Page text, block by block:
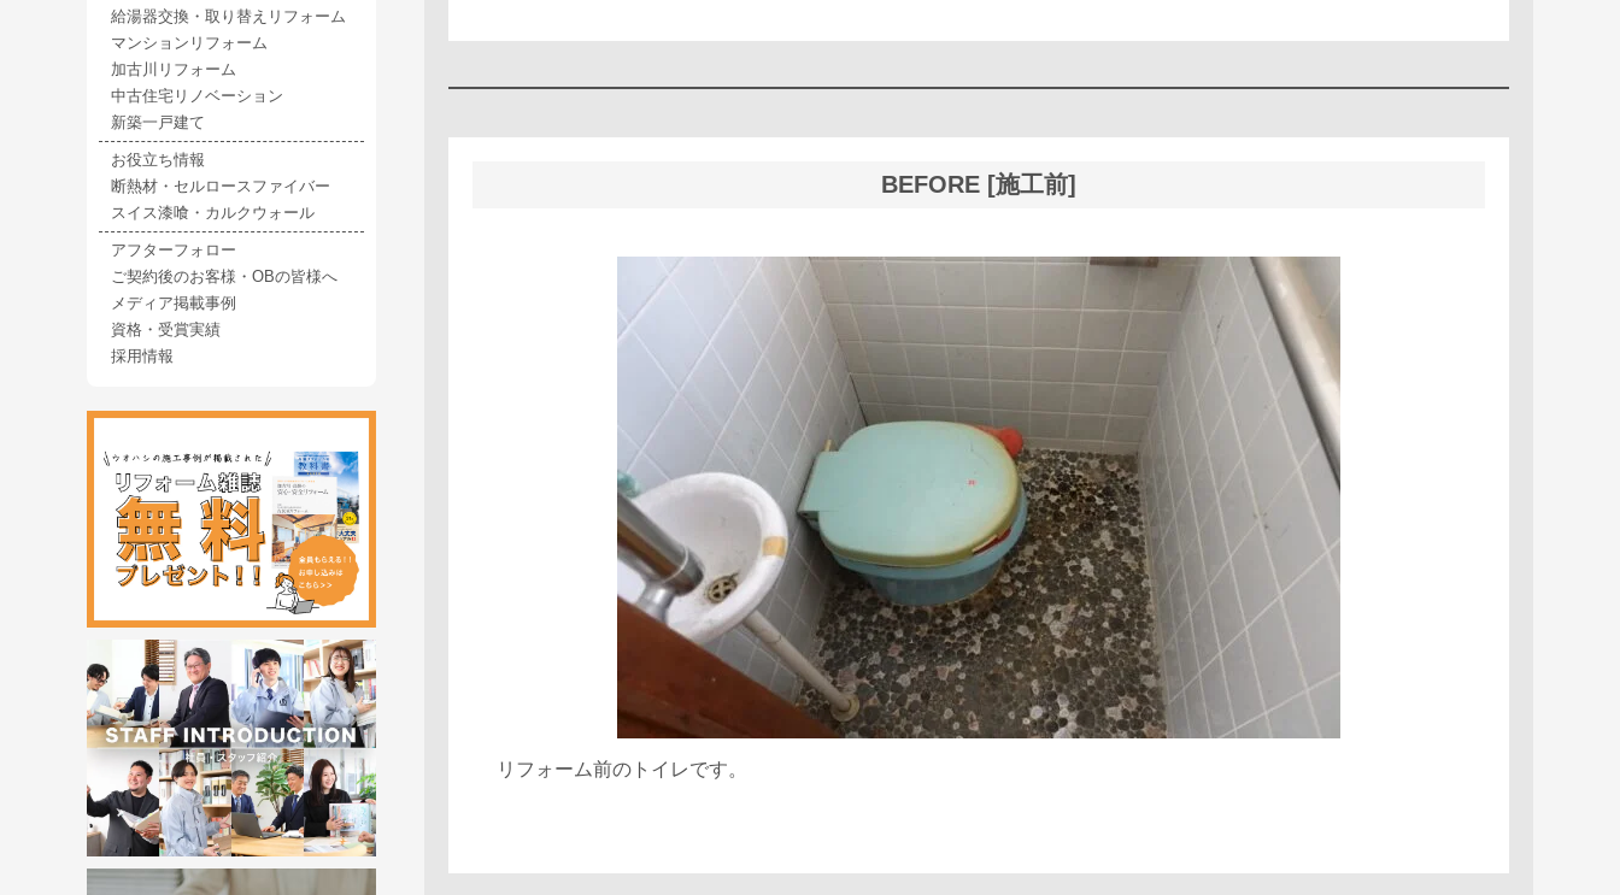
BEFORE [施工前]
リフォーム前のトイレです。
給湯器交換・取り替えリフォーム
マンションリフォーム
加古川リフォーム
中古住宅リノベーション
新築一戸建て
お役立ち情報
断熱材・セルロースファイバー
スイス漆喰・カルクウォール
アフターフォロー
ご契約後のお客様・OBの皆様へ
メディア掲載事例
資格・受賞実績
採用情報